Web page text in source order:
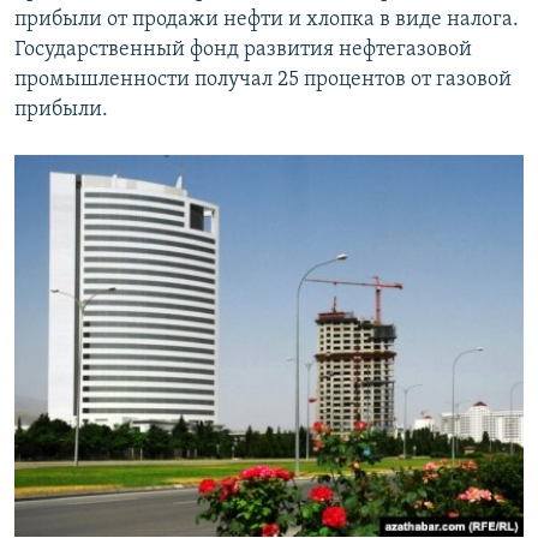
прибыли от продажи нефти и хлопка в виде налога.
Государственный фонд развития нефтегазовой
промышленности получал 25 процентов от газовой
прибыли.